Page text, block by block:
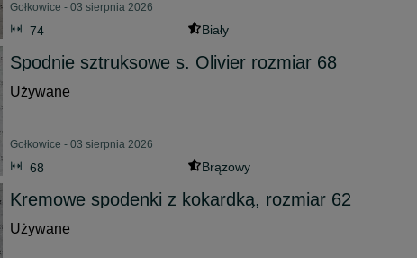
Gołkowice - 03 sierpnia 2026
74 Biały
Spodnie sztruksowe s. Olivier rozmiar 68
Używane
Gołkowice - 03 sierpnia 2026
68 Brązowy
Kremowe spodenki z kokardką, rozmiar 62
Używane